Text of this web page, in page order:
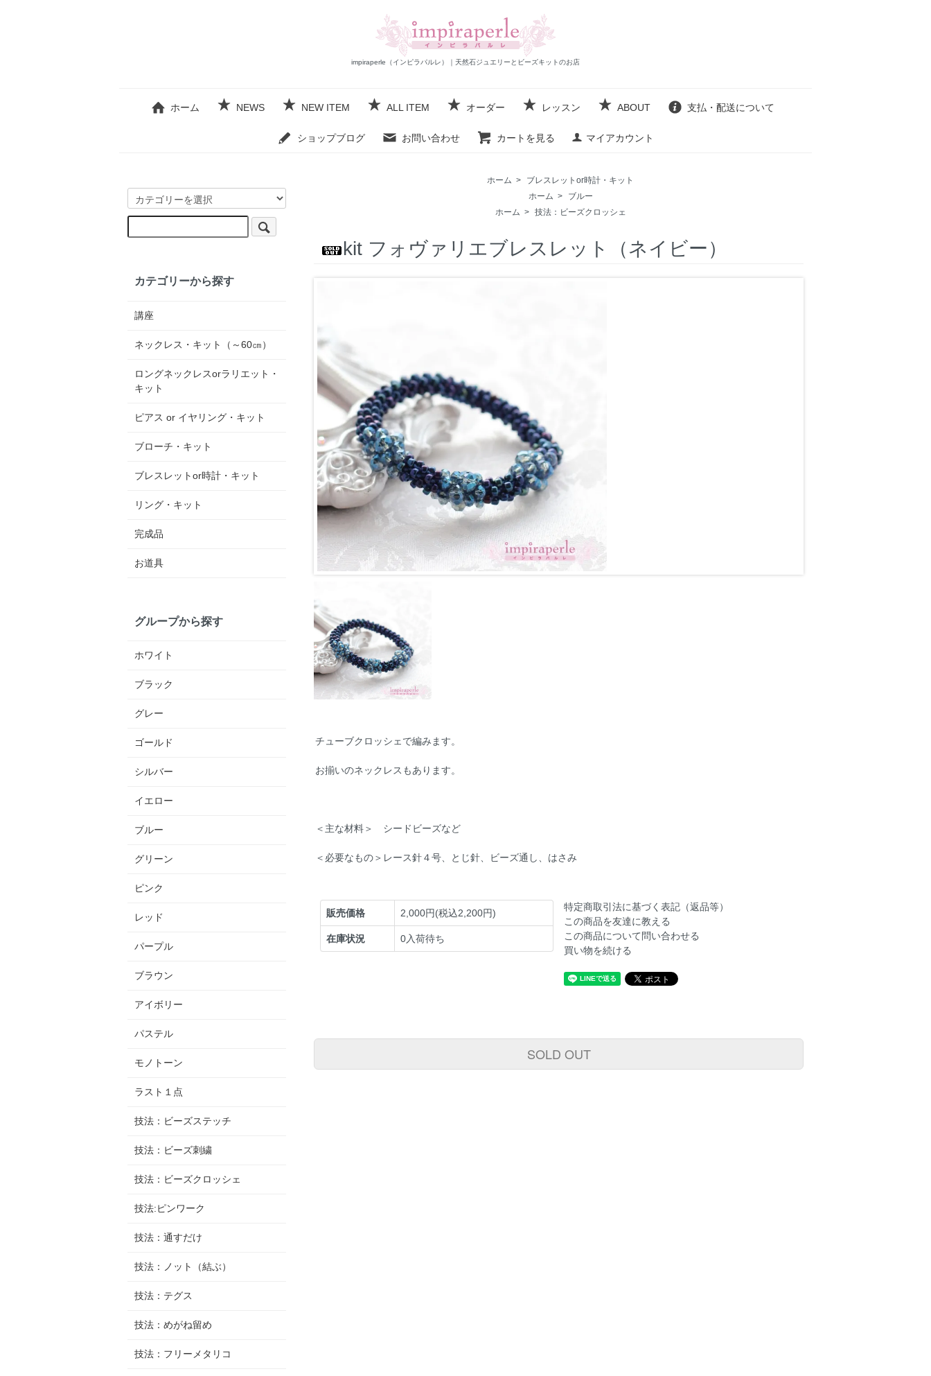
impiraperle（インピラパルレ）｜天然石ジュエリーとビーズキットのお店
ホーム NEWS NEW ITEM ALL ITEM オーダー レッスン ABOUT 支払・配送について
ショップブログ お問い合わせ カートを見る マイアカウント
ホーム >
ブレスレットor時計・キット
ホーム >
ブルー
ホーム > 技法：ビーズクロッシェ
kit フォヴァリエブレスレット（ネイビー）
チューブクロッシェで編みます。
お揃いのネックレスもあります。
＜主な材料＞ シードビーズなど
＜必要なもの＞レース針４号、とじ針、ビーズ通し、はさみ
販売価格 2,000円(税込2,200円)
在庫状況 0入荷待ち
特定商取引法に基づく表記（返品等）
この商品を友達に教える
この商品について問い合わせる
買い物を続ける
SOLD OUT
カテゴリーから探す
講座
ネックレス・キット（～60㎝）
ロングネックレスorラリエット・
キット
ピアス or イヤリング・キット
ブローチ・キット
ブレスレットor時計・キット
リング・キット
完成品
お道具
グループから探す
ホワイト
ブラック
グレー
ゴールド
シルバー
イエロー
ブルー
グリーン
ピンク
レッド
パープル
ブラウン
アイボリー
パステル
モノトーン
ラスト１点
技法：ビーズステッチ
技法：ビーズ刺繍
技法：ビーズクロッシェ
技法:ピンワーク
技法：通すだけ
技法：ノット（結ぶ）
技法：テグス
技法：めがね留め
技法：フリーメタリコ